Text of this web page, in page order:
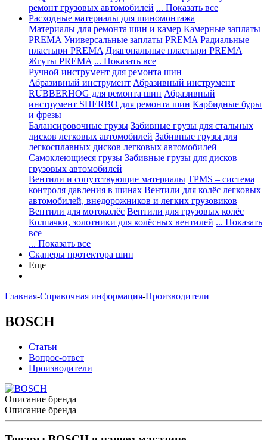
ремонт грузовых автомобилей ... Показать все
Расходные материалы для шиномонтажа
Материалы для ремонта шин и камер Камерные заплаты
PREMA Универсальные заплаты PREMA Радиальные
пластыри PREMA Диагональные пластыри PREMA
Жгуты PREMA ... Показать все
Ручной инструмент для ремонта шин
Абразивный инструмент Абразивный инструмент
RUBBERHOG для ремонта шин Абразивный
инструмент SHERBO для ремонта шин Карбидные буры
и фрезы
Балансировочные грузы Забивные грузы для стальных
дисков легковых автомобилей Забивные грузы для
легкосплавных дисков легковых автомобилей
Самоклеющиеся грузы Забивные грузы для дисков
грузовых автомобилей
Вентили и сопутствующие материалы TPMS – система
контроля давления в шинах Вентили для колёс легковых
автомобилей, внедорожников и легких грузовиков
Вентили для мотоколёс Вентили для грузовых колёс
Колпачки, золотники для колёсных вентилей ... Показать
все
... Показать все
Сканеры протектора шин
Еще
Главная-Справочная информация-Производители
BOSCH
Статьи
Вопрос-ответ
Производители
Описание бренда
Описание бренда